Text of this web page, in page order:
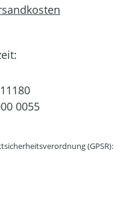
0055
(GPSR):